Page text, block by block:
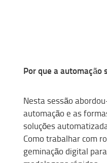
Por que a automação
Nestasessão abord
automação e as
soluções
Como trabalhar com
geminação digital